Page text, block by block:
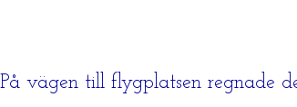
På vägen till flygplatsen regnade